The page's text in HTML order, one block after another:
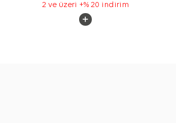
2 ve üzeri +% 20 indirim